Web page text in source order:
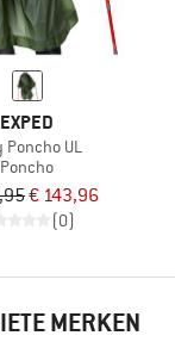
EXPED
Poncho UL
Poncho
€ 143,96
(0)
MERKEN